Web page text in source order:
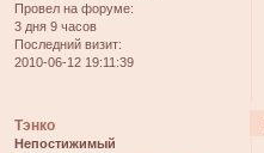
Провел на форуме:
3 дня 9 часов
Последний визит:
2010-06-12 19:11:39
Тэнко
Непостижимый